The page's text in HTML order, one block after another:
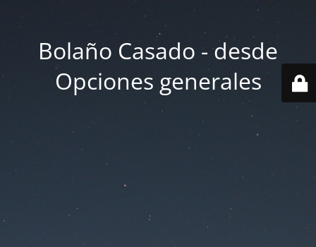
Bolaño Casado - desde
Opciones generales